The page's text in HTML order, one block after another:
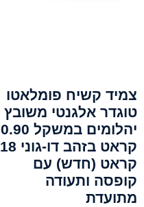
צמיד קשיח פומלאטו
טוגדר אלגנטי משובץ
יהלומים במשקל 0.90
קראט בזהב דו-גוני 18
קראט (חדש) עם
קופסה ותעודה
מתועדת